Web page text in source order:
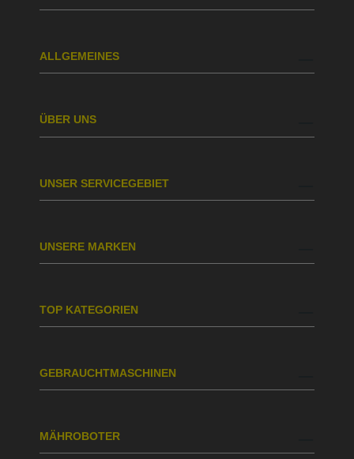
ALLGEMEINES
ÜBER UNS
UNSER SERVICEGEBIET
UNSERE MARKEN
TOP KATEGORIEN
GEBRAUCHTMASCHINEN
MÄHROBOTER